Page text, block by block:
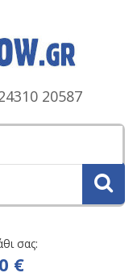
20587
σας:
€